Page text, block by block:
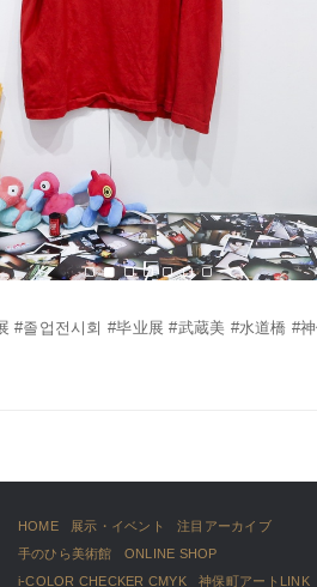
#졸업전시회 #毕业展 #武蔵美 #水道橋 #
HOME 展示・イベント
注目アーカイブ
手のひら美術館
ONLINE SHOP
i-COLOR CHECKER CMYK
神保町アートLINK